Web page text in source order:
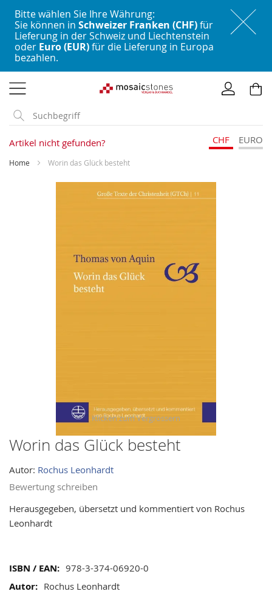
Bitte wählen Sie Ihre Währung:
Sie können in Schweizer Franken (CHF)für
Lieferung in der Schweiz und Liechtenstein
oder Euro (EUR)für die Lieferung in Europa
bezahlen.
zum
Inhalt
Artikel nicht gefunden? CHF EURO
Home Worin das Glück besteht
Worin das Glück besteht
Autor: Rochus Leonhardt
Bewertung schreiben
Herausgegeben, übersetzt und kommentiert von Rochus
Leonhardt
Mehr
Informationen
978-3-374-06920-0
Rochus Leonhardt
Skip
the
beginning
the
images